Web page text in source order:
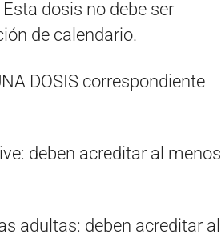
dosis no debe ser
de calendario.
DOSIS correspondiente
deben acreditar al menos
adultas: deben acreditar al